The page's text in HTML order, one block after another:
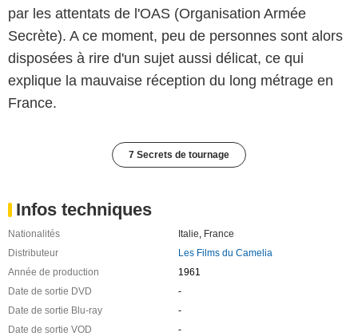
par les attentats de l'OAS (Organisation Armée
Secrète). A ce moment, peu de personnes sont alors
disposées à rire d'un sujet aussi délicat, ce qui
explique la mauvaise réception du long métrage en
France.
7 Secrets de tournage
Infos techniques
Nationalités Italie France
Distributeur
Les Films du Camelia
Année de production
1961
Date de sortie DVD
-
Date de sortie Blu-ray
-
Date de sortie VOD
-